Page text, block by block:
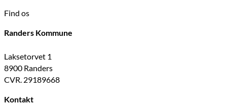
Find os
Randers Kommune
Laksetorvet 1
8900 Randers
CVR. 29189668
Kontakt